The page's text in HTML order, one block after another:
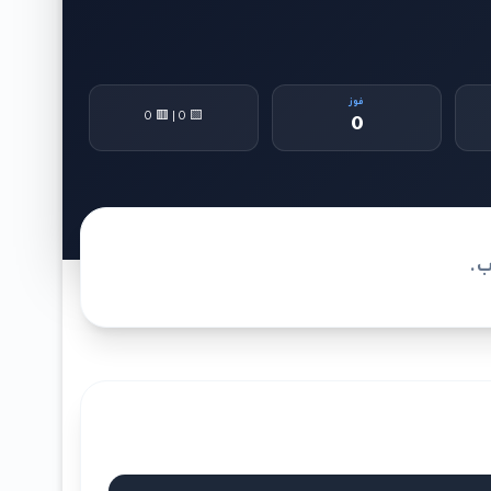
فوز
0
🟨 0 | 🟥 0